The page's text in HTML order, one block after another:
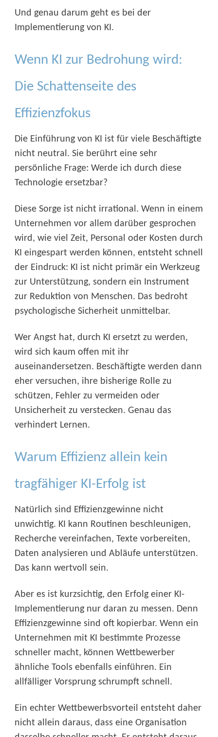
Und genau darum geht es bei der
Implementierung von KI.
Wenn KI zur Bedrohung wird:
Die Schattenseite des
Effizienzfokus
Die Einführung von KI ist für viele Beschäftigte
nicht neutral. Sie berührt eine sehr
persönliche Frage: Werde ich durch diese
Technologie ersetzbar?
Diese Sorge ist nicht irrational. Wenn in einem
Unternehmen vor allem darüber gesprochen
wird, wie viel Zeit, Personal oder Kosten durch
KI eingespart werden können, entsteht schnell
der Eindruck: KI ist nicht primär ein Werkzeug
zur Unterstützung, sondern ein Instrument
zur Reduktion von Menschen. Das bedroht
psychologische Sicherheit unmittelbar.
Wer Angst hat, durch KI ersetzt zu werden,
wird sich kaum offen mit ihr
auseinandersetzen. Beschäftigte werden dann
eher versuchen, ihre bisherige Rolle zu
schützen, Fehler zu vermeiden oder
Unsicherheit zu verstecken. Genau das
verhindert Lernen.
Warum Effizienz allein kein
tragfähiger KI-Erfolg ist
Natürlich sind Effizienzgewinne nicht
unwichtig. KI kann Routinen beschleunigen,
Recherche vereinfachen, Texte vorbereiten,
Daten analysieren und Abläufe unterstützen.
Das kann wertvoll sein.
Aber es ist kurzsichtig, den Erfolg einer KI-
Implementierung nur daran zu messen. Denn
Effizienzgewinne sind oft kopierbar. Wenn ein
Unternehmen mit KI bestimmte Prozesse
schneller macht, können Wettbewerber
ähnliche Tools ebenfalls einführen. Ein
allfälliger Vorsprung schrumpft schnell.
Ein echter Wettbewerbsvorteil entsteht daher
nicht allein daraus, dass eine Organisation